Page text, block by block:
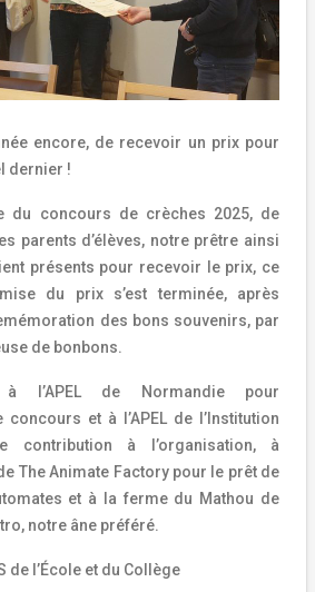
encore, de recevoir un prix pour
dernier !
du concours de crèches 2025, de
parents d’élèves, notre prêtre ainsi
présents pour recevoir le prix, ce
du prix s’est terminée, après
des bons souvenirs, par
de bonbons.
à l’APEL de Normandie pour
concours et à l’APEL de l’Institution
contribution à l’organisation, à
The Animate Factory pour le prêt de
et à la ferme du Mathou de
notre âne préféré.
de l’École et du Collège